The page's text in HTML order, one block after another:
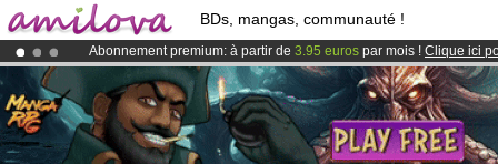
BDs, mangas, communauté !
Abonnement premium: à partir de 3.95 euros par mois ! Clique ici
Déjà 134393membreset 1208BDs & Mangas!
LeKickstarter Amilova est désormais lancé